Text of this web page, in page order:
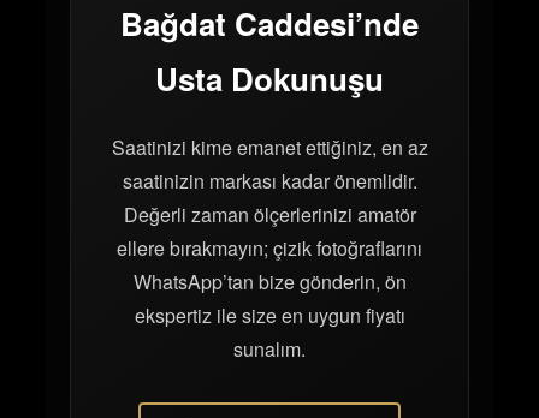
Bağdat Caddesi’nde
Usta Dokunuşu
Saatinizi kime emanet ettiğiniz, en az
saatinizin markası kadar önemlidir.
Değerli zaman ölçerlerinizi amatör
ellere bırakmayın; çizik fotoğraflarını
WhatsApp’tan bize gönderin, ön
ekspertiz ile size en uygun fiyatı
sunalım.